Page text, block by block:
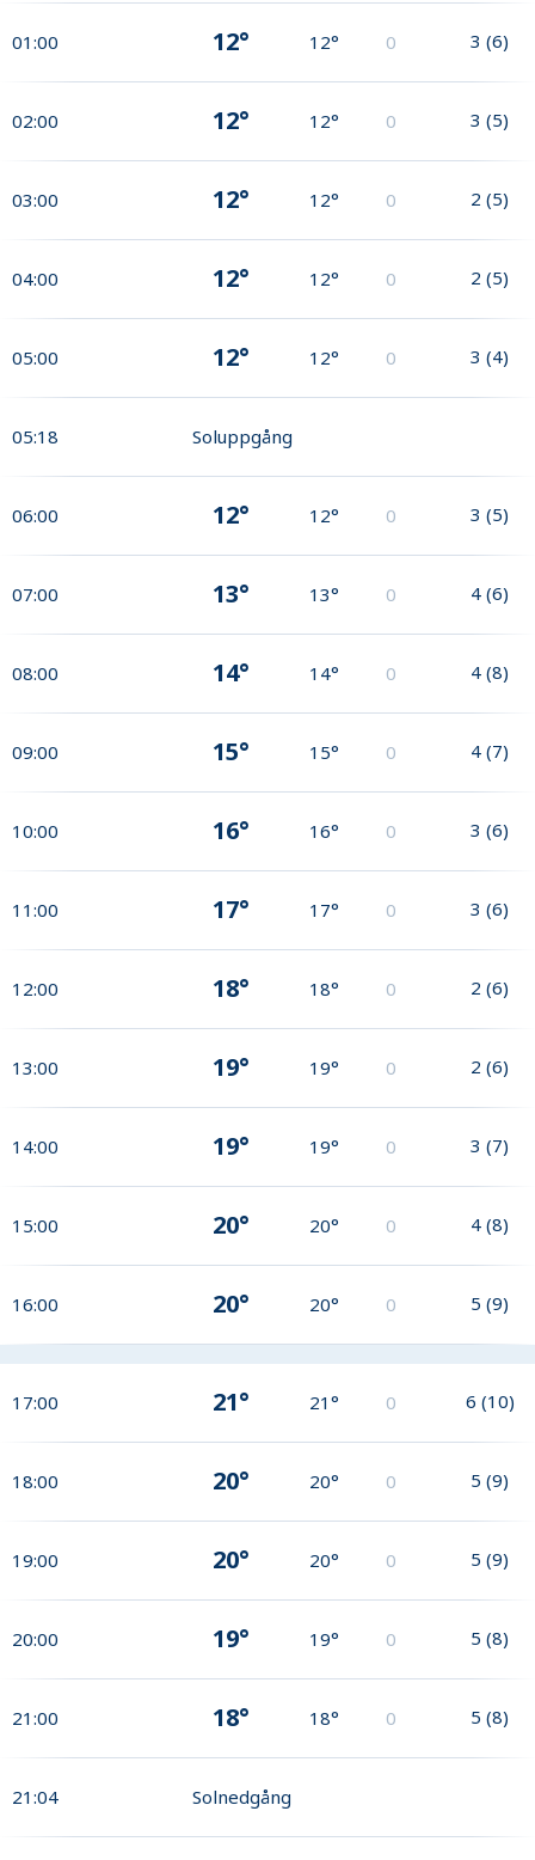
01:00 12° 12° 0 3 (6)
02:00 12° 12° 0 3 (5)
03:00 12° 12° 0 2 (5)
04:00 12° 12° 0 2 (5)
05:00 12° 12° 0 3 (4)
05:18 Soluppgång
06:00 12° 12° 0 3 (5)
07:00 13° 13° 0 4 (6)
08:00 14° 14° 0 4 (8)
09:00 15° 15° 0 4 (7)
10:00 16° 16° 0 3 (6)
11:00 17° 17° 0 3 (6)
12:00 18° 18° 0 2 (6)
13:00 19° 19° 0 2 (6)
14:00 19° 19° 0 3 (7)
15:00 20° 20° 0 4 (8)
16:00 20° 20° 0 5 (9)
17:00 21° 21° 0 6 (10)
18:00 20° 20° 0 5 (9)
19:00 20° 20° 0 5 (9)
20:00 19° 19° 0 5 (8)
21:00 18° 18° 0 5 (8)
21:04 Solnedgång